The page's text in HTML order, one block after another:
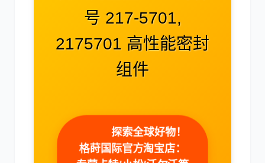
号 217-5701,
2175701 高性能密封
组件
探索全球好物！
格莳国际官方淘宝店：